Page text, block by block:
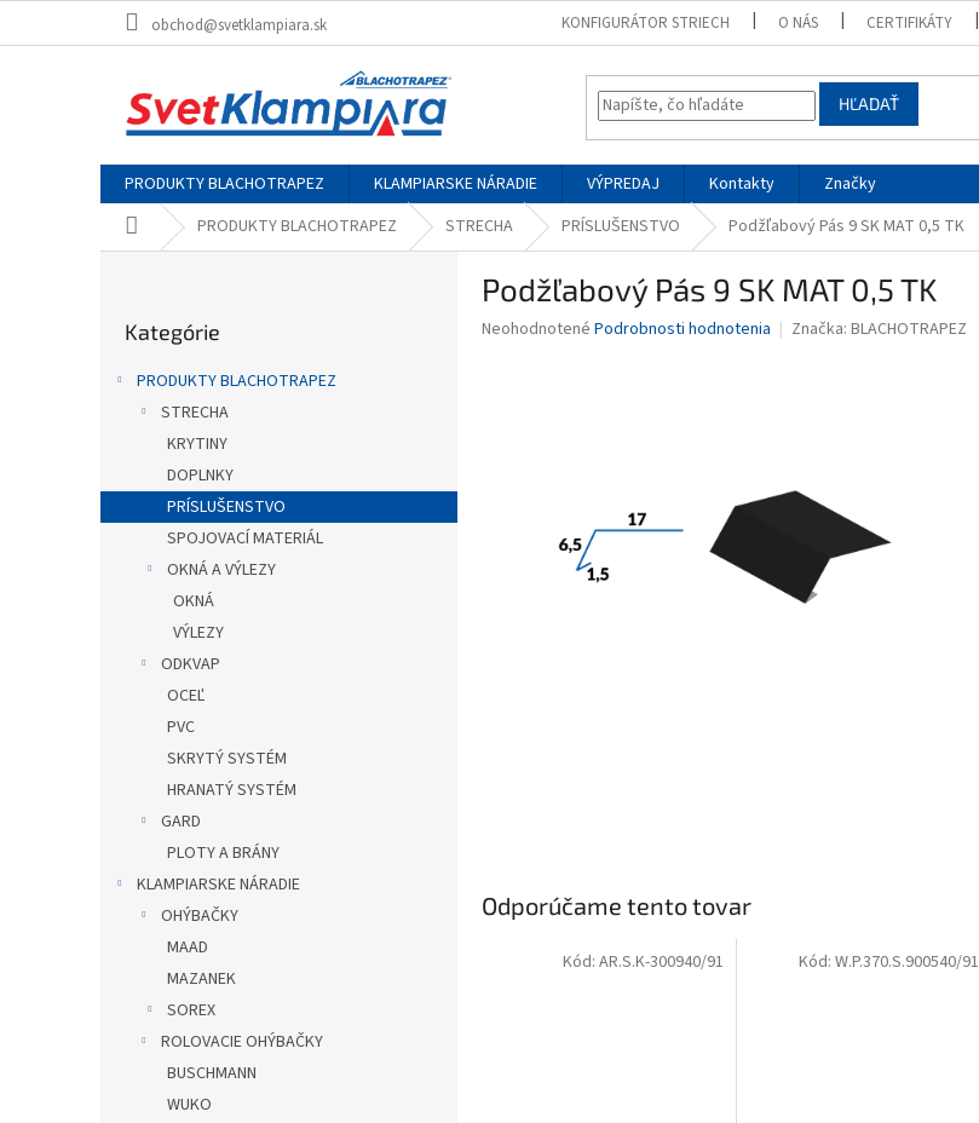
obchod@svetklampiara.sk KONFIGURÁTOR STRIECH O NÁS CERTIFIKÁTY
HĽADAŤ
PRODUKTY BLACHOTRAPEZ KLAMPIARSKE NÁRADIE VÝPREDAJ Kontakty
Značky
DomovPRODUKTY BLACHOTRAPEZ STRECHA PRÍSLUŠENSTVO Podžľabový Pás 9 SK MAT 0,5 TK
kategórie
Kategórie
PRODUKTY BLACHOTRAPEZ
STRECHA
KRYTINY
DOPLNKY
PRÍSLUŠENSTVO
SPOJOVACÍ MATERIÁL
OKNÁ A VÝLEZY
OKNÁ
VÝLEZY
ODKVAP
OCEĽ
PVC
SKRYTÝ SYSTÉM
HRANATÝ SYSTÉM
GARD
PLOTY A BRÁNY
KLAMPIARSKE NÁRADIE
OHÝBAČKY
MAAD
MAZANEK
SOREX
ROLOVACIE OHÝBAČKY
BUSCHMANN
WUKO
Podžľabový Pás 9 SK MAT 0,5 TK
Priemerné
Neohodnotené Podrobnosti hodnotenia Značka: BLACHOTRAPEZ
Odporúčame tento tovar
Kód: AR.S.K-300940/91 Kód: W.P.370.S.900540/91